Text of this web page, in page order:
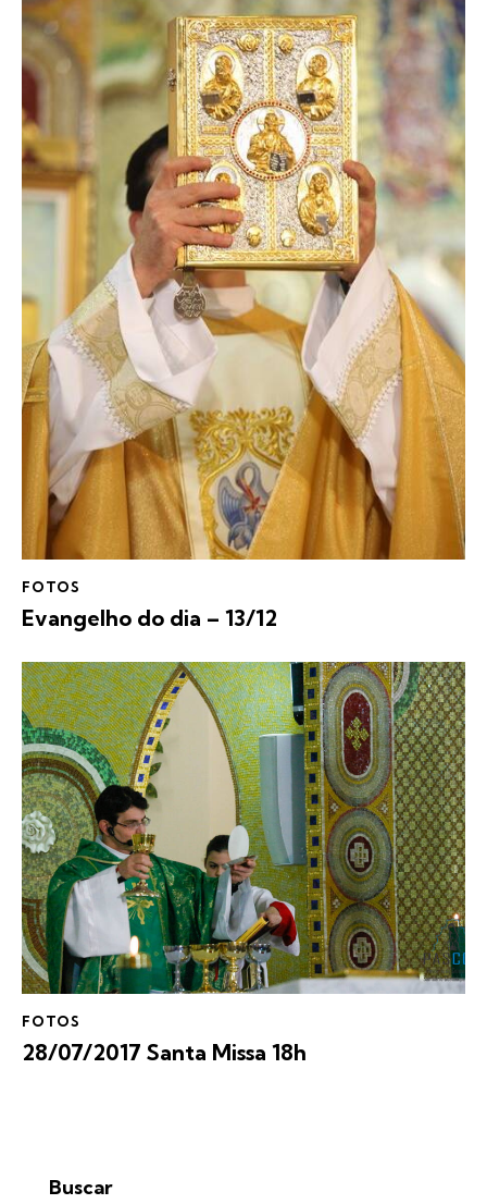
FOTOS
Evangelho do dia – 13/12
FOTOS
28/07/2017 Santa Missa 18h
Buscar